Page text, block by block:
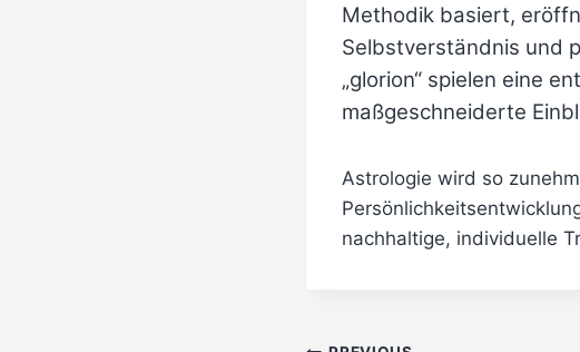
Methodik basiert,
Selbstverständnis und
„glorion“ spielen eine
maßgeschneiderte
Astrologie wird so
nachhaltige, individuelle